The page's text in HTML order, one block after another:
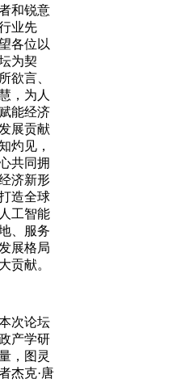
和锐意
业先
各位以
为契
欲言、
，为人
能经济
展贡献
灼见，
共同拥
济新形
造全球
工智能
、服务
展格局
贡献。
次论坛
产学研
，图灵
杰克·唐